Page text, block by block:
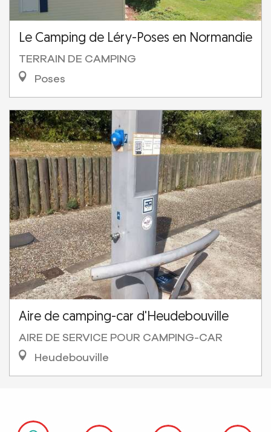
Le Camping de Léry-Poses en Normandie
TERRAIN DE CAMPING
Poses
Aire de camping-car d'Heudebouville
AIRE DE SERVICE POUR CAMPING-CAR
Heudebouville